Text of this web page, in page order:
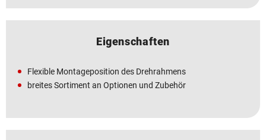
Eigenschaften
Flexible Montageposition des Drehrahmens
breites Sortiment an Optionen und Zubehör